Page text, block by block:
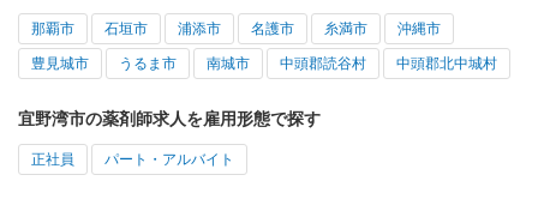
那覇市 石垣市 浦添市 名護市 糸満市 沖縄市
豊見城市 うるま市 南城市 中頭郡読谷村 中頭郡北中城村
宜野湾市の薬剤師求人を雇用形態で探す
正社員 パート・アルバイト